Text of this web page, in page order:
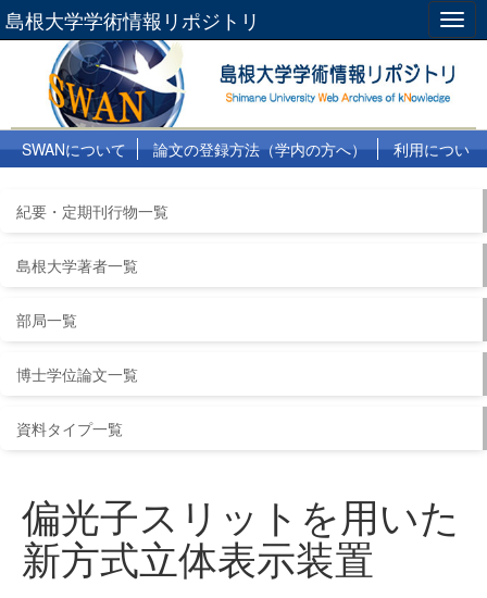
島根大学学術情報リポジトリ
SWANについて 論文の登録方法（学内の方へ）
利用につい
紀要・定期刊行物一覧
島根大学著者一覧
部局一覧
博士学位論文一覧
資料タイプ一覧
偏光子スリットを用いた
新方式立体表示装置